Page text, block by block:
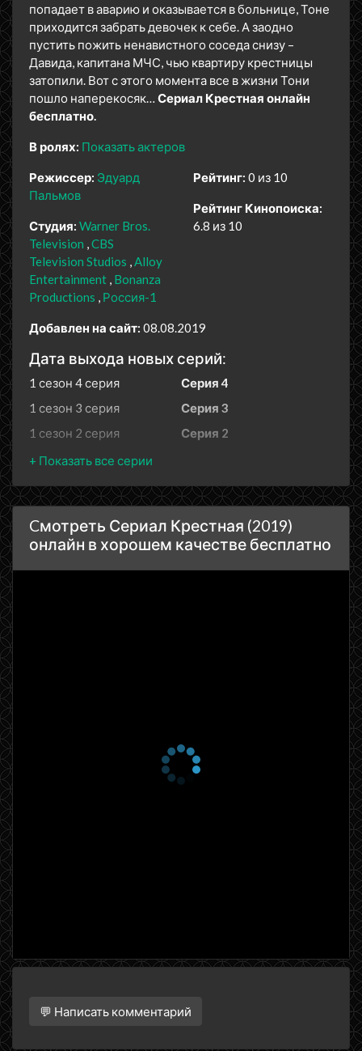
попадает в аварию и оказывается в больнице, Тоне
приходится забрать девочек к себе. А заодно
пустить пожить ненавистного соседа снизу –
Давида, капитана МЧС, чью квартиру крестницы
затопили. Вот с этого момента все в жизни Тони
пошло наперекосяк… Сериал Крестная онлайн
бесплатно.
В ролях: Показать актеров
Режиссер: Эдуард
Пальмов
Студия: Warner Bros.
Television CBS
Television Studios Alloy
Entertainment Bonanza
Productions
Россия-1
Рейтинг: 0 из 10
Рейтинг Кинопоиска:
6.8 из 10
Добавлен на сайт: 08.08.2019
Дата выхода новых серий:
1 сезон 4 серия
Серия 4
1 сезон 3 серия
Серия 3
1 сезон 2 серия
Серия 2
1 сезон 1 серия
Cмотреть Сериал Крестная (2019)
онлайн в хорошем качестве бесплатно
💬 Написать комментарий